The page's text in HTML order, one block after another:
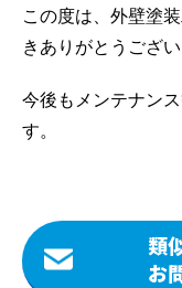
この度は、外壁塗
きありがとうござい
今後もメンテナン
す。
類
お